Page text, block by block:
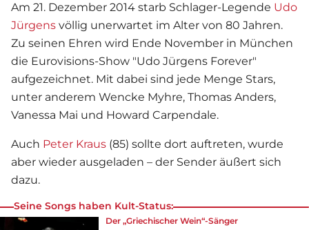
Am 21. Dezember 2014 starb Schlager-Legende Udo
Jürgens völlig unerwartet im Alter von 80 Jahren.
Zu seinen Ehren wird Ende November in München
die Eurovisions-Show "Udo Jürgens Forever"
aufgezeichnet. Mit dabei sind jede Menge Stars,
unter anderem Wencke Myhre, Thomas Anders,
Vanessa Mai und Howard Carpendale.
Auch Peter Kraus (85) sollte dort auftreten, wurde
aber wieder ausgeladen – der Sender äußert sich
dazu.
Seine Songs haben Kult-Status:
Der „Griechischer Wein“-Sänger